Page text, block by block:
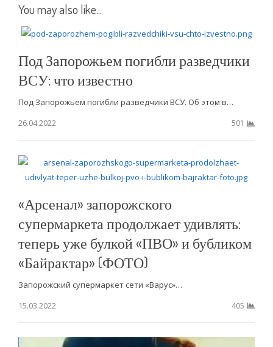
You may also like...
Под Запорожьем погибли разведчики
ВСУ: что известно
Под Запорожьем погибли разведчики ВСУ. Об этом в…
26.04.2022
501
«Арсенал» запорожского
супермаркета продолжает удивлять:
теперь уже булкой «ПВО» и бубликом
«Байрактар» (ФОТО)
Запорожский супермаркет сети «Варус»…
15.03.2022
405